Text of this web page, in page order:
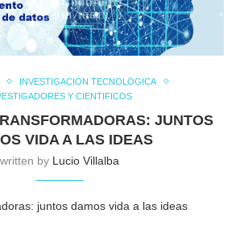
INVESTIGACIÓN TECNOLÓGICA
Y CIENTIFICOS
JUNTOS
VIDA A LAS IDEAS
written by Lucio Villalba
juntos damos vida a las ideas